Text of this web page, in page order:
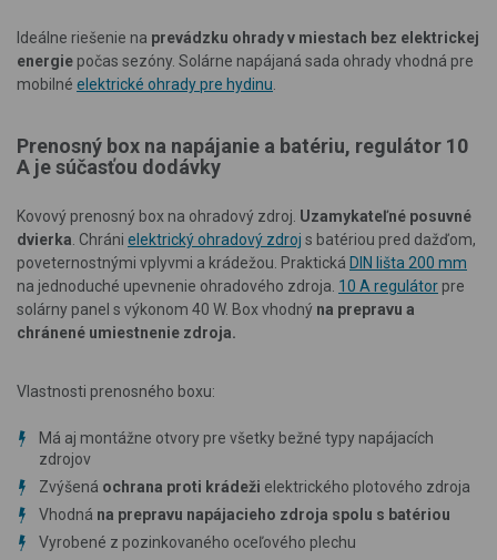
Ideálne riešenie na prevádzku ohrady v miestach bez elektrickej
energie počas sezóny. Solárne napájaná sada ohrady vhodná pre
mobilné elektrické ohrady pre hydinu
Prenosný box na napájanie a batériu, regulátor 10
A je súčasťou dodávky
Kovový prenosný box na ohradový zdroj. Uzamykateľné posuvné
dvierka . Chráni elektrický ohradový zdroj s batériou pred dažďom,
poveternostnými vplyvmi a krádežou. Praktická DIN lišta 200 mm
na jednoduché upevnenie ohradového zdroja. 10 A regulátor pre
solárny panel s výkonom 40 W. Box vhodný na prepravu a
chránené umiestnenie zdroja.
Vlastnosti prenosného boxu:
Má aj montážne otvory pre všetky bežné typy napájacích
zdrojov
Zvýšená ochrana proti krádeži elektrického plotového zdroja
Vhodná na prepravu napájacieho zdroja spolu s batériou
Vyrobené z pozinkovaného oceľového plechu